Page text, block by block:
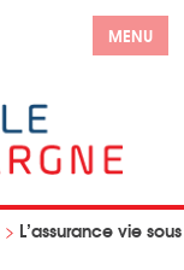
MENU
> L’assurance vie sous